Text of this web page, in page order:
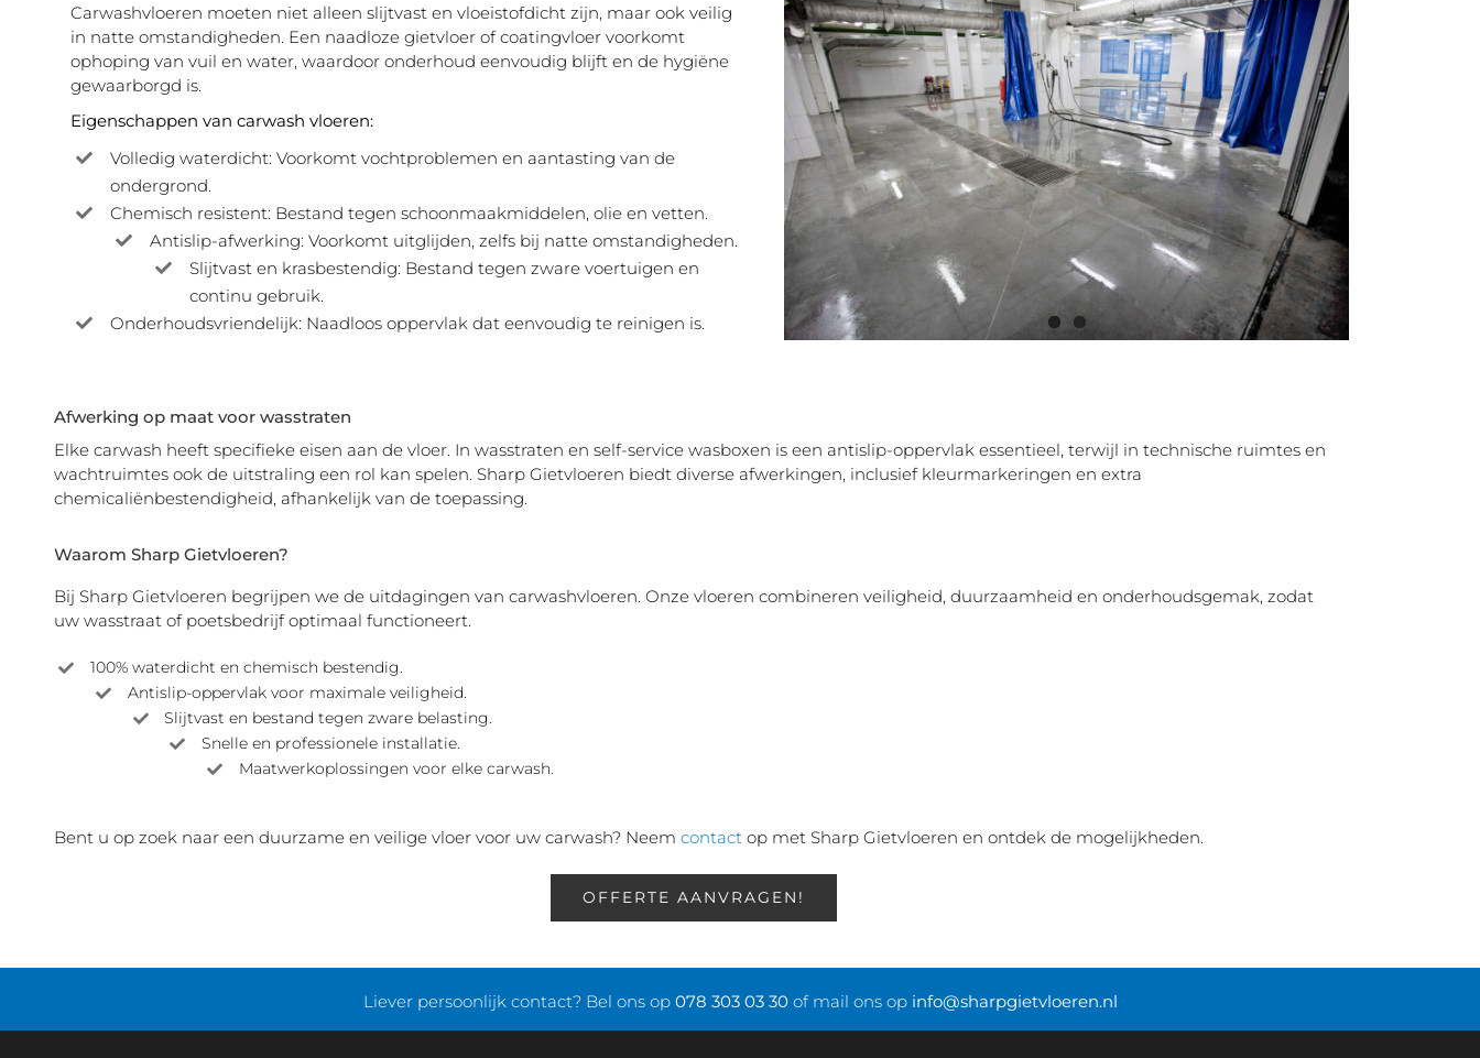
Carwashvloeren moeten niet alleen slijtvast en vloeistofdicht zijn, maar ook veilig
in natte omstandigheden. Een naadloze gietvloer of coatingvloer voorkomt
ophoping van vuil en water, waardoor onderhoud eenvoudig blijft en de hygiëne
gewaarborgd is.
Eigenschappen van carwash vloeren:
Volledig waterdicht: Voorkomt vochtproblemen en aantasting van de
ondergrond.
Chemisch resistent: Bestand tegen schoonmaakmiddelen, olie en vetten.
Antislip-afwerking: Voorkomt uitglijden, zelfs bij natte omstandigheden.
Slijtvast en krasbestendig: Bestand tegen zware voertuigen en
continu gebruik.
Onderhoudsvriendelijk: Naadloos oppervlak dat eenvoudig te reinigen is.
Afwerking op maat voor wasstraten
Elke carwash heeft specifieke eisen aan de vloer. In wasstraten en self-service wasboxen is een antislip-oppervlak essentieel, terwijl in technische ruimtes en
wachtruimtes ook de uitstraling een rol kan spelen. Sharp Gietvloeren biedt diverse afwerkingen, inclusief kleurmarkeringen en extra
chemicaliënbestendigheid, afhankelijk van de toepassing.
Waarom Sharp Gietvloeren?
Bij Sharp Gietvloeren begrijpen we de uitdagingen van carwashvloeren. Onze vloeren combineren veiligheid, duurzaamheid en onderhoudsgemak, zodat
uw wasstraat of poetsbedrijf optimaal functioneert.
100% waterdicht en chemisch bestendig.
Antislip-oppervlak voor maximale veiligheid.
Slijtvast en bestand tegen zware belasting.
Snelle en professionele installatie.
Maatwerkoplossingen voor elke carwash.
Bent u op zoek naar een duurzame en veilige vloer voor uw carwash? Neem contactop met Sharp Gietvloeren en ontdek de mogelijkheden.
OFFERTE AANVRAGEN!
Liever persoonlijk contact? Bel ons op 078 303 03 30of mail ons op info@sharpgietvloeren.nl